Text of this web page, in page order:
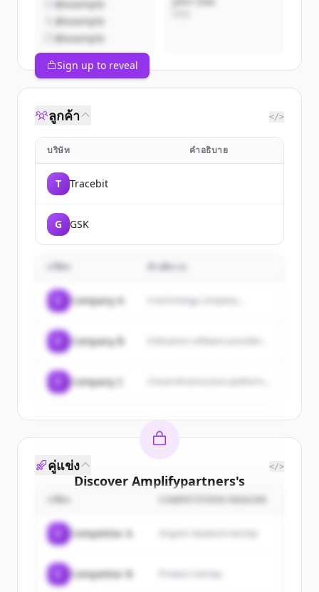
@example
@example
@example
Sign up to reveal
ลูกค้า </>
บริษัท คำอธิบาย
T Tracebit
G GSK
คำอธิบาย
Company A A technology company...
Company B
Company C
Discover Amplifypartners's
customers
Sign up for free to view all
ofAmplifypartners.
New accounts include trial credits to
get started.
คู่แข่ง </>
COMPETITION REASON
Competitor A Organic keyword overlap
Competitor B